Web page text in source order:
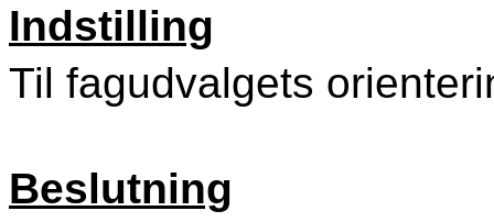
Indstilling
Til fagudvalgets
Beslutning